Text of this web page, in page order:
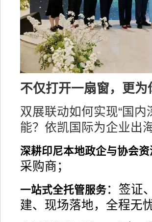
不仅打开一扇窗，更为
双展联动如何实现“国
能？依凯国际为企业出
深耕印尼本地政企与协会资
采购商；
一站式全托管服务：签证
建、现场落地，全程无